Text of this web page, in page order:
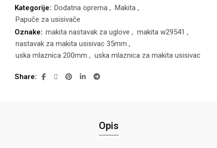
Kategorije: Dodatna oprema , Makita ,
Papuče za usisivače
Oznake: makita nastavak za uglove , makita w29541 ,
nastavak za makita usisivac 35mm ,
uska mlaznica 200mm , uska mlaznica za makita usisivac
Share
Opis